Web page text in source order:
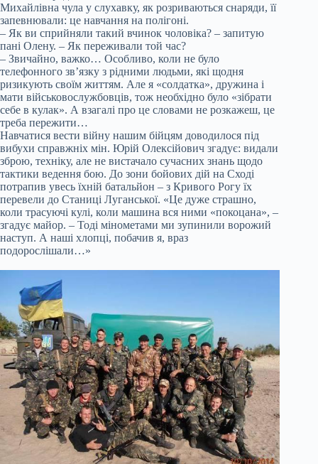
Михайлівна чула у слухавку, як розриваються снаряди, її
запевнювали: це навчання на полігоні.
– Як ви сприйняли такий вчинок чоловіка? – запитую
пані Олену. – Як переживали той час?
– Звичайно, важко… Особливо, коли не було
телефонного зв’язку з рідними людьми, які щодня
ризикують своїм життям. Але я «солдатка», дружина і
мати військовослужбовців, тож необхідно було «зібрати
себе в кулак». А взагалі про це словами не розкажеш, це
треба пережити…
Навчатися вести війну нашим бійцям доводилося під
вибухи справжніх мін. Юрій Олексійович згадує: видали
зброю, техніку, але не вистачало сучасних знань щодо
тактики ведення бою. До зони бойових дій на Сході
потрапив увесь їхній батальйон – з Кривого Рогу їх
перевели до Станиці Луганської. «Це дуже страшно,
коли трасуючі кулі, коли машина вся ними «покоцана», –
згадує майор. – Тоді мінометами ми зупинили ворожий
наступ. А наші хлопці, побачив я, враз
подорослішали…»